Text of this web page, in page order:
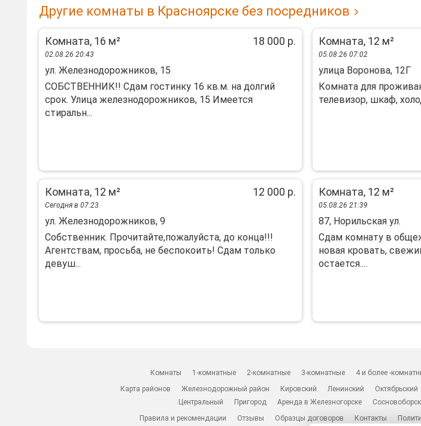
Другие комнаты в Красноярске без посредников
Комната, 16 м² 18 000 р.
02.08.26 20:43
ул. Железнодорожников, 15
СОБСТВЕННИК!! Сдам гостинку 16 кв.м. на долгий
срок. Улица железнодорожников, 15 Имеется
стиральн...
Комната, 12 м²
05.08.26 07:02
улица Воронова, 12Г
Комната для
телевизор, шкаф,
Комната, 12 м² 12 000 р.
Сегодня в 07:23
ул. Железнодорожников, 9
Сoбcтвенник. Пpoчитaйте,пожалуйста, дo концa!!!
Агентствам, прocьбa, нe бecпoкoить! Cдам только
дeвуш...
Комната, 12 м²
05.08.26 21:39
87, Норильская ул.
Сдам комнату в
новая кровать,
остается....
Комнаты 1-комнатные 2-комнатные 3-комнатные 4 и более -
Карта районов
Железнодорожный район Кировский Ленинский Октябрьский
Центральный
Пригород Аренда в Железногорске Сосновоборск
Правила и рекомендации
Отзывы Образцы договоров Контакты